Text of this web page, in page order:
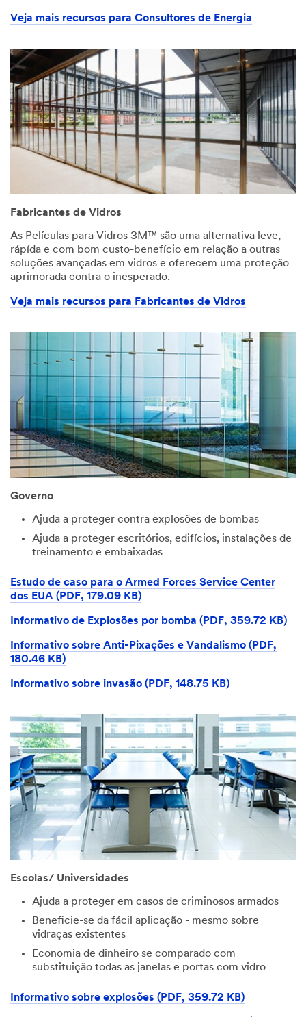
Veja mais recursos para Consultores de Energia
Fabricantes de Vidros
As Películas para Vidros 3M™ são uma alternativa leve,
rápída e com bom custo-benefício em relação a outras
soluções avançadas em vidros e oferecem uma proteção
aprimorada contra o inesperado.
Veja mais recursos para Fabricantes de Vidros
Governo
Ajuda a proteger contra explosões de bombas
Ajuda a proteger escritórios, edifícios, instalações de
treinamento e embaixadas
Estudo de caso para o Armed Forces Service Center
dos EUA (PDF, 179.09 KB)
Informativo de Explosões por bomba (PDF, 359.72 KB)
Informativo sobre Anti-Pixações e Vandalismo (PDF,
180.46 KB)
Informativo sobre invasão (PDF, 148.75 KB)
Escolas/ Universidades
Ajuda a proteger em casos de criminosos armados
Beneficie-se da fácil aplicação - mesmo sobre
vidraças existentes
Economia de dinheiro se comparado com
substituição todas as janelas e portas com vidro
Informativo sobre explosões (PDF, 359.72 KB)